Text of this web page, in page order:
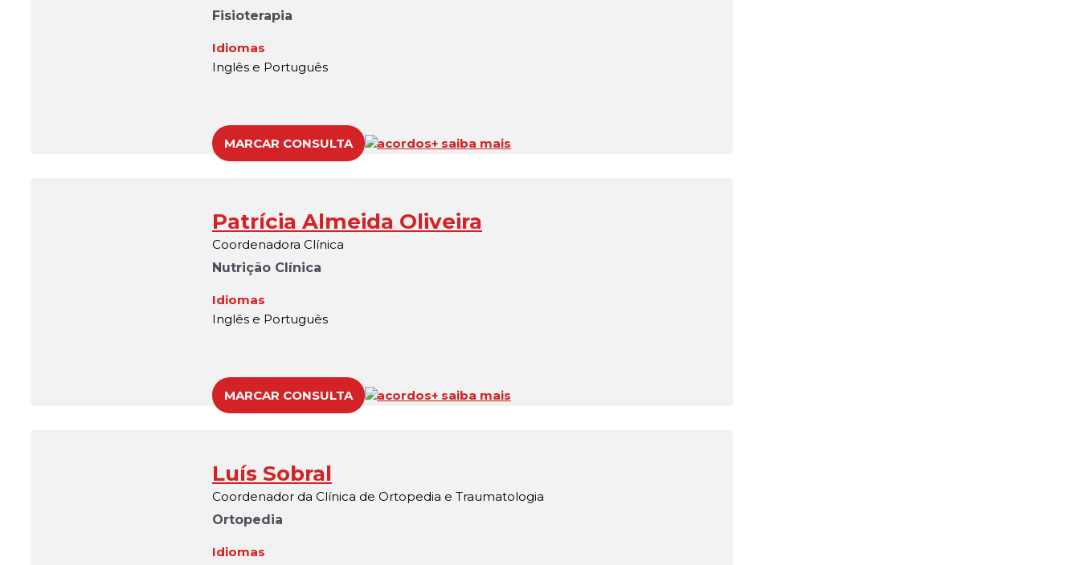
Fisioterapia
Idiomas
Inglês e Português
MARCAR CONSULTA acordos+ saiba mais
Patrícia Almeida Oliveira
Coordenadora Clínica
Nutrição Clínica
Idiomas
Inglês e Português
MARCAR CONSULTA acordos+ saiba mais
Luís Sobral
Coordenador da Clínica de Ortopedia e Traumatologia
Ortopedia
Idiomas